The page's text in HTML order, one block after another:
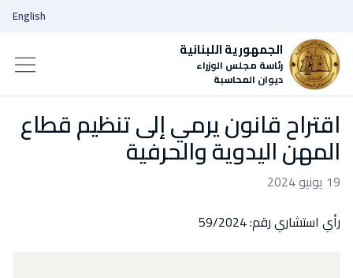
الجمهورية اللبنانية
رئاسة مجلس الوزراء
ديوان المحاسبة
English
اقتراح قانون يرمي إلى تنظيم قطاع
المهن اليدوية والحرفية
19 يونيو 2024
رأي استشاري رقم: 59/2024